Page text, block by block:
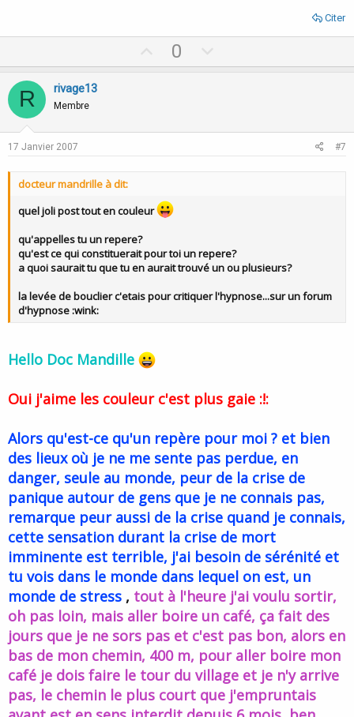
Citer
p
t
0
o
v
R rivage13
Membre
17 Janvier 2007 #7
docteur mandrille à dit:
quel joli post tout en couleur
qu'appelles tu un repere?
qu'est ce qui constituerait pour toi un repere?
a quoi saurait tu que tu en aurait trouvé un ou plusieurs?
la levée de bouclier c'etais pour critiquer l'hypnose...sur un forum
d'hypnose :wink:
Hello Doc Mandille
Oui j'aime les couleur c'est plus gaie :!:
Alors qu'est-ce qu'un repère pour moi ? et bien
des lieux où je ne me sente pas perdue, en
danger, seule au monde, peur de la crise de
panique autour de gens que je ne connais pas,
remarque peur aussi de la crise quand je connais,
cette sensation durant la crise de mort
imminente est terrible, j'ai besoin de sérénité et
tu vois dans le monde dans lequel on est, un
monde de stress , tout à l'heure j'ai voulu sortir,
oh pas loin, mais aller boire un café, ça fait des
jours que je ne sors pas et c'est pas bon, alors en
bas de mon chemin, 400 m, pour aller boire mon
café je dois faire le tour du village et je n'y arrive
pas, le chemin le plus court que j'empruntais